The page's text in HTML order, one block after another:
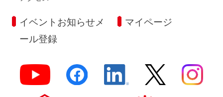
イベントお知らせメ
ール登録
マイページ